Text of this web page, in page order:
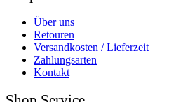
Über uns
Retouren
Versandkosten / Lieferzeit
Zahlungsarten
Kontakt